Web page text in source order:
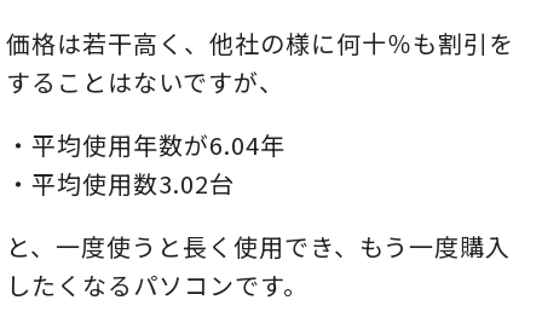
価格は若干高く、他社の様に何十％も割引を
することはないですが、
・平均使用年数が6.04年
・平均使用数3.02台
と、一度使うと長く使用でき、もう一度購入
したくなるパソコンです。